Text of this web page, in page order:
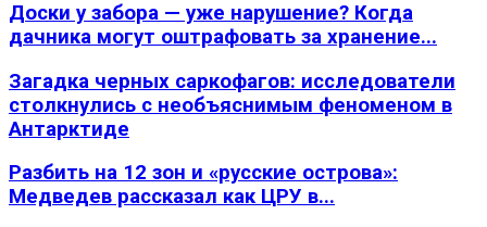
Доски у забора — уже нарушение? Когда
дачника могут оштрафовать за хранение...
Загадка черных саркофагов: исследователи
столкнулись с необъяснимым феноменом в
Антарктиде
Разбить на 12 зон и «русские острова»:
Медведев рассказал как ЦРУ в...